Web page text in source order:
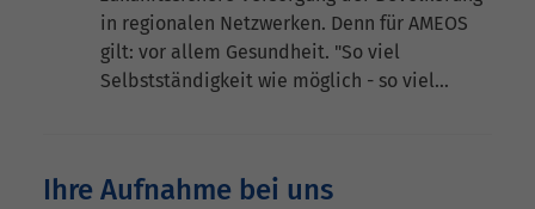
in regionalen Netzwerken. Denn für AMEOS
gilt: vor allem Gesundheit. "So viel
Selbstständigkeit wie möglich - so viel…
Ihre Aufnahme bei uns